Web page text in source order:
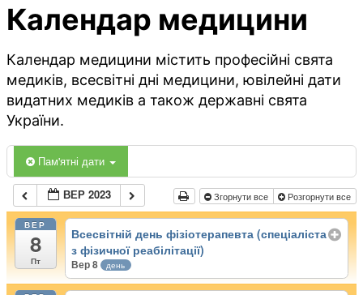
Календар медицини
Календар медицини містить професійні свята
медиків, всесвітні дні медицини, ювілейні дати
видатних медиків а також державні свята
України.
Пам'ятні дати
ВЕР 2023 Згорнути все Розгорнути все
ВЕР
8
Пт
Всесвітній день фізіотерапевта (спеціаліста
з фізичної реабілітації)
Вер 8 день